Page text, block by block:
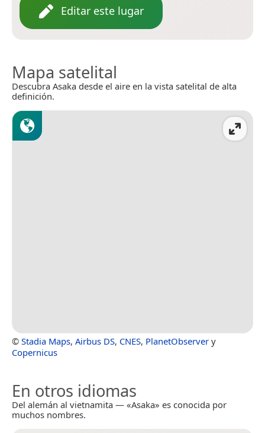
Editar este lugar
Mapa satelital
Descubra Asaka desde el aire en la vista satelital de alta
definición.
© Stadia Maps, Airbus DS, CNES, PlanetObserver y
Copernicus
En otros idiomas
Del alemán al vietnamita — «Asaka» es conocida por
muchos nombres.